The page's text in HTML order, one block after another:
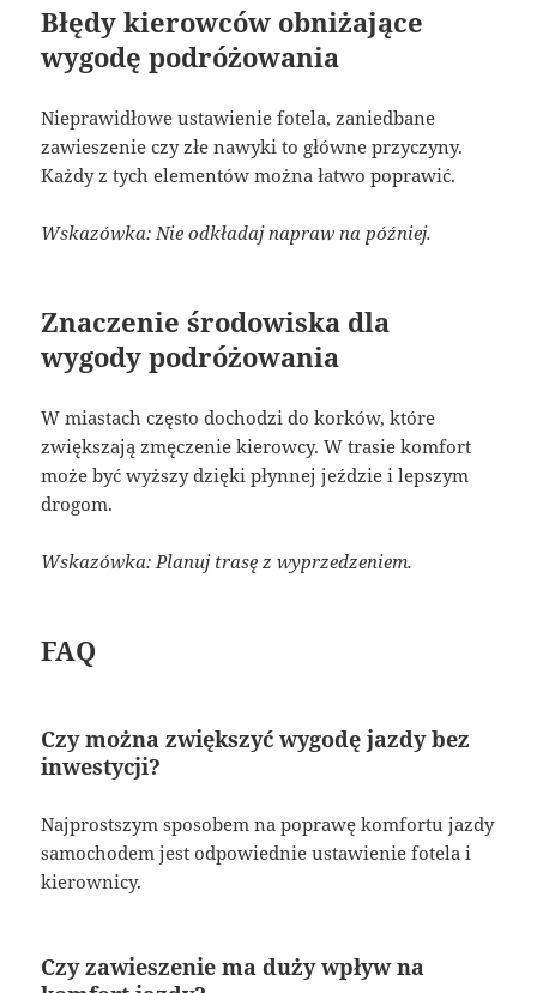
Błędy kierowców obniżające
wygodę podróżowania
Nieprawidłowe ustawienie fotela, zaniedbane
zawieszenie czy złe nawyki to główne przyczyny.
Każdy z tych elementów można łatwo poprawić.
Wskazówka: Nie odkładaj napraw na później.
Znaczenie środowiska dla
wygody podróżowania
W miastach często dochodzi do korków, które
zwiększają zmęczenie kierowcy. W trasie komfort
może być wyższy dzięki płynnej jeździe i lepszym
drogom.
Wskazówka: Planuj trasę z wyprzedzeniem.
FAQ
Czy można zwiększyć wygodę jazdy bez
inwestycji?
Najprostszym sposobem na poprawę komfortu jazdy
samochodem jest odpowiednie ustawienie fotela i
kierownicy.
Czy zawieszenie ma duży wpływ na